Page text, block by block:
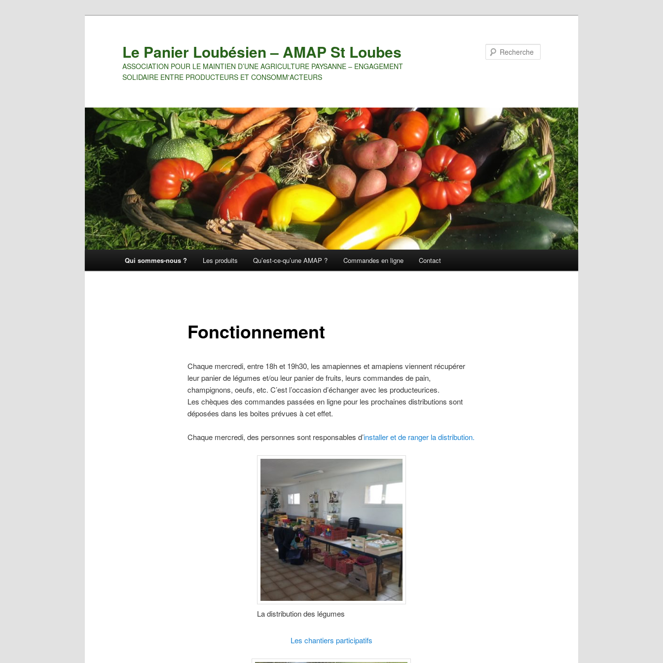
Le Panier Loubésien – AMAP St Loubes
ASSOCIATION POUR LE MAINTIEN D’UNE AGRICULTURE PAYSANNE – ENGAGEMENT
SOLIDAIRE ENTRE PRODUCTEURS ET CONSOMM'ACTEURS
Aller au contenu principal
Qui sommes-nous ? Les produits Qu’est-ce-qu’une AMAP ? Commandes en ligne Contact
Fonctionnement
Chaque mercredi, entre 18h et 19h30, les amapiennes et amapiens viennent récupérer
leur panier de légumes et/ou leur panier de fruits, leurs commandes de pain,
champignons, oeufs, etc. C’est l’occasion d’échanger avec les producteurices.
Les chèques des commandes passées en ligne pour les prochaines distributions sont
déposées dans les boites prévues à cet effet.
Chaque mercredi, des personnes sont responsables d’installer et de ranger la distribution.
La distribution des légumes
Les chantiers participatifs